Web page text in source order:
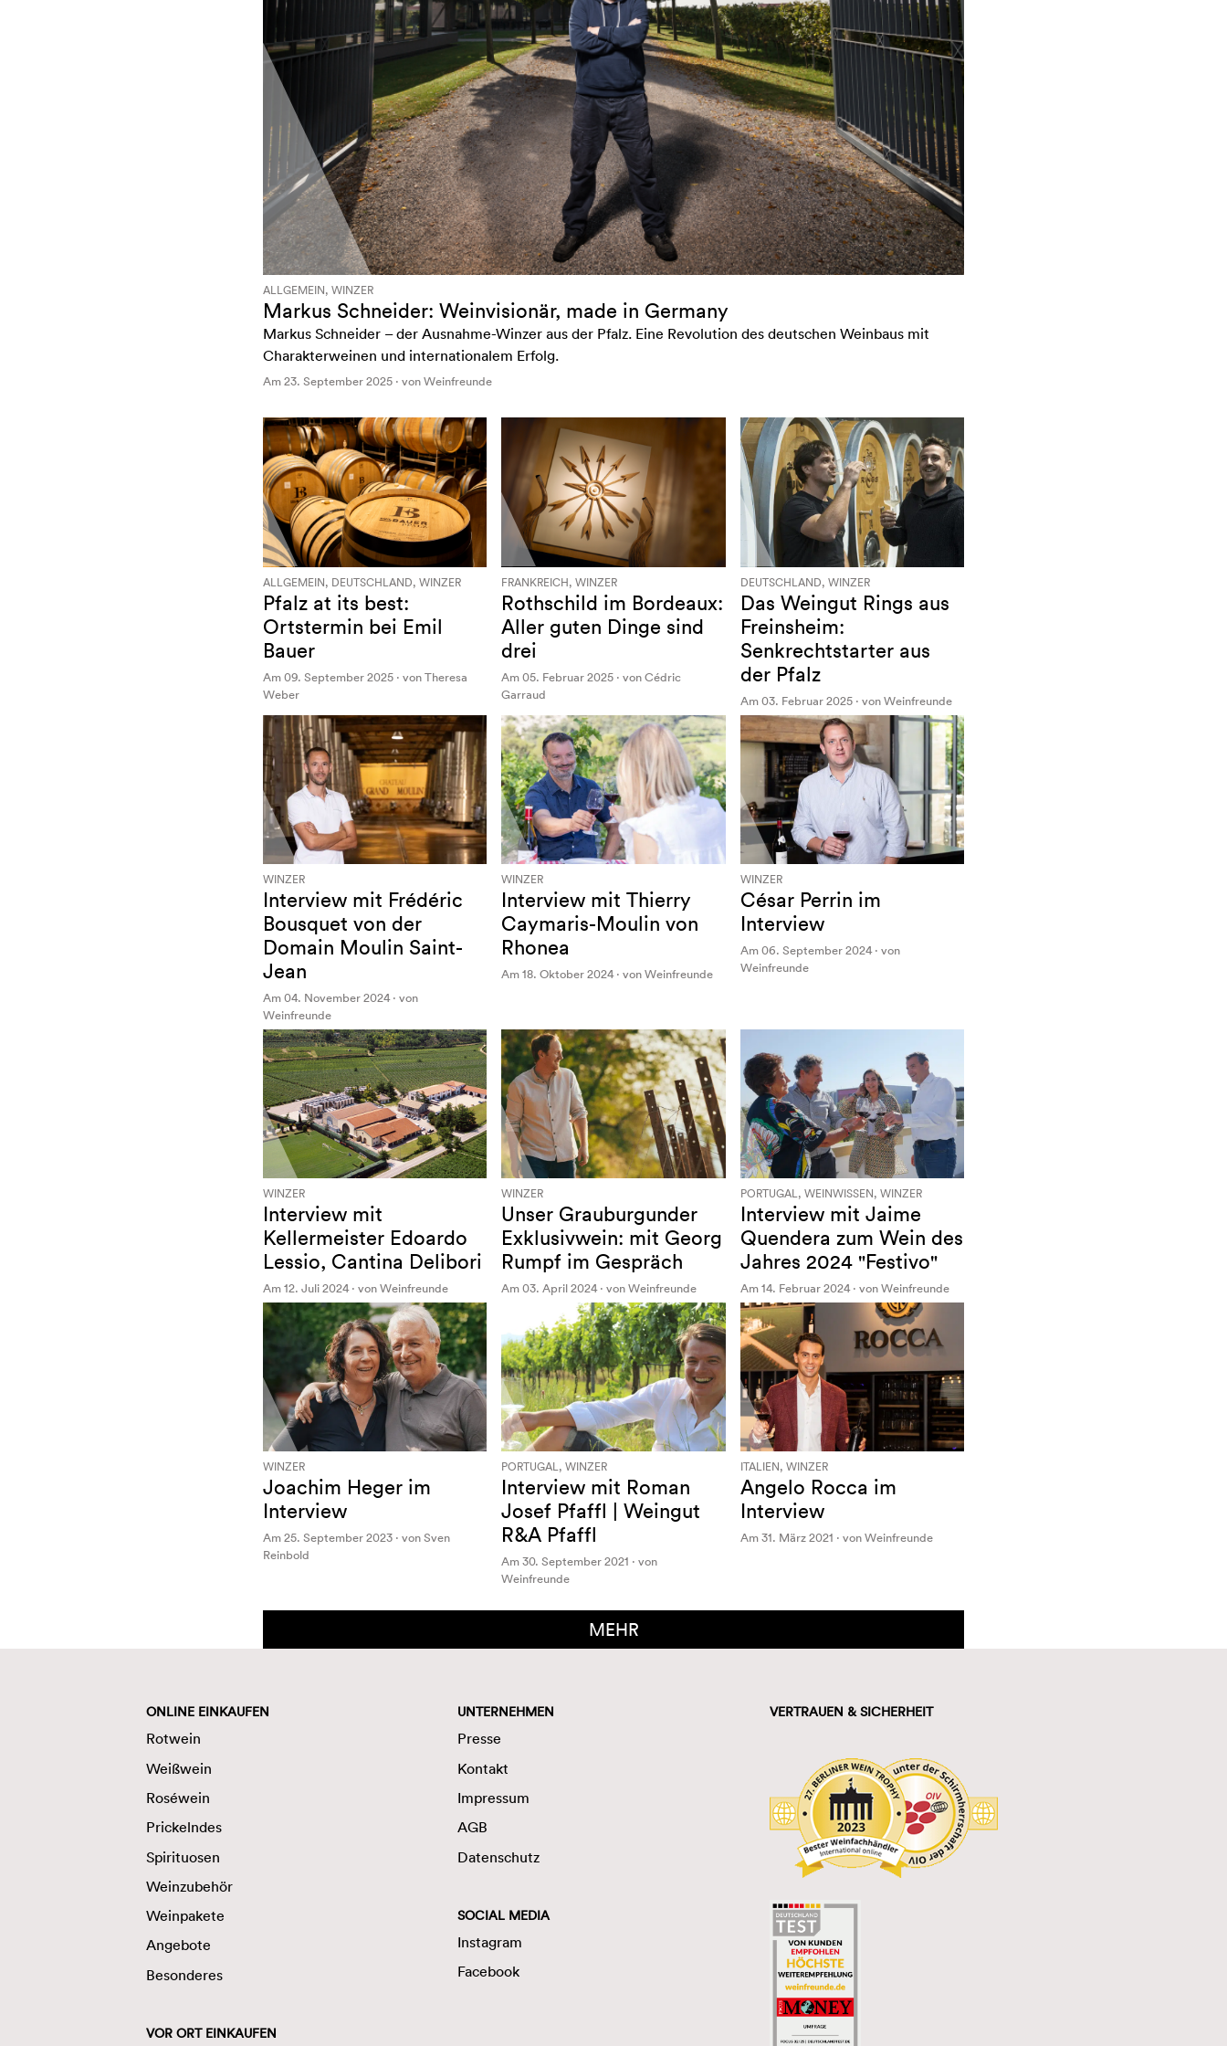
ALLGEMEIN, WINZER
Markus Schneider: Weinvisionär, made in Germany
Markus Schneider – der Ausnahme-Winzer aus der Pfalz. Eine Revolution des deutschen Weinbaus mit
Charakterweinen und internationalem Erfolg.
Am 23. September 2025 · von Weinfreunde
ALLGEMEIN, DEUTSCHLAND, WINZER
Pfalz at its best:
Ortstermin bei Emil
Bauer
Am 09. September 2025 · von Theresa
Weber
FRANKREICH, WINZER
Rothschild im Bordeaux:
Aller guten Dinge sind
drei
Am 05. Februar 2025 · von Cédric
Garraud
DEUTSCHLAND, WINZER
Das Weingut Rings aus
Freinsheim:
Senkrechtstarter aus
der Pfalz
Am 03. Februar 2025 · von Weinfreunde
WINZER
Interview mit Frédéric
Bousquet von der
Domain Moulin Saint-
Jean
Am 04. November 2024 · von
Weinfreunde
WINZER
Interview mit Thierry
Caymaris-Moulin von
Rhonea
Am 18. Oktober 2024 · von Weinfreunde
WINZER
César Perrin im
Interview
Am 06. September 2024 · von
Weinfreunde
WINZER
Interview mit
Kellermeister Edoardo
Lessio, Cantina Delibori
Am 12. Juli 2024 · von Weinfreunde
WINZER
Unser Grauburgunder
Exklusivwein: mit Georg
Rumpf im Gespräch
Am 03. April 2024 · von Weinfreunde
PORTUGAL, WEINWISSEN, WINZER
Interview mit Jaime
Quendera zum Wein des
Jahres 2024 "Festivo"
Am 14. Februar 2024 · von Weinfreunde
WINZER
Joachim Heger im
Interview
Am 25. September 2023 · von Sven
Reinbold
PORTUGAL, WINZER
Interview mit Roman
Josef Pfaffl | Weingut
R&A Pfaffl
Am 30. September 2021 · von
Weinfreunde
ITALIEN, WINZER
Angelo Rocca im
Interview
Am 31. März 2021 · von Weinfreunde
MEHR
ONLINE EINKAUFEN
Rotwein
Weißwein
Roséwein
Prickelndes
Spirituosen
Weinzubehör
Weinpakete
Angebote
Besonderes
VOR ORT EINKAUFEN
UNTERNEHMEN
Presse
Kontakt
Impressum
AGB
Datenschutz
SOCIAL MEDIA
Instagram
Facebook
VERTRAUEN & SICHERHEIT